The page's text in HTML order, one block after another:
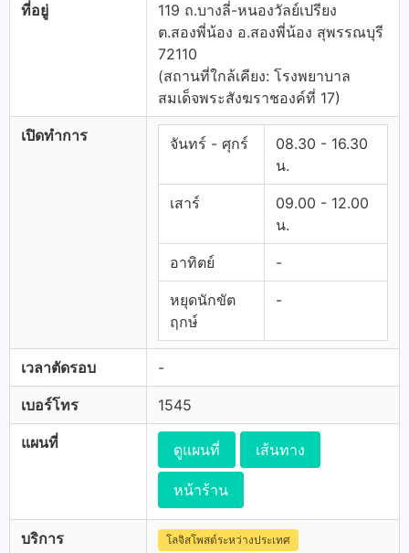
ที่อยู่
119 ถ.บางลี่-หนองวัลย์เปรียง
ต.สองพี่น้อง อ.สองพี่น้อง สุพรรณบุรี
72110
(สถานที่ใกล้เคียง: โรงพยาบาล
สมเด็จพระสังฆราชองค์ที่ 17)
เปิดทำการ จันทร์ - ศุกร์
08.30 - 16.30
น.
เสาร์
09.00 - 12.00
น.
อาทิตย์ -
หยุดนักขัต
ฤกษ์
-
เวลาตัดรอบ -
เบอร์โทร 1545
แผนที่ ดูแผนที่ เส้นทาง
หน้าร้าน
บริการ
โลจิสโพสต์ระหว่างประเทศ